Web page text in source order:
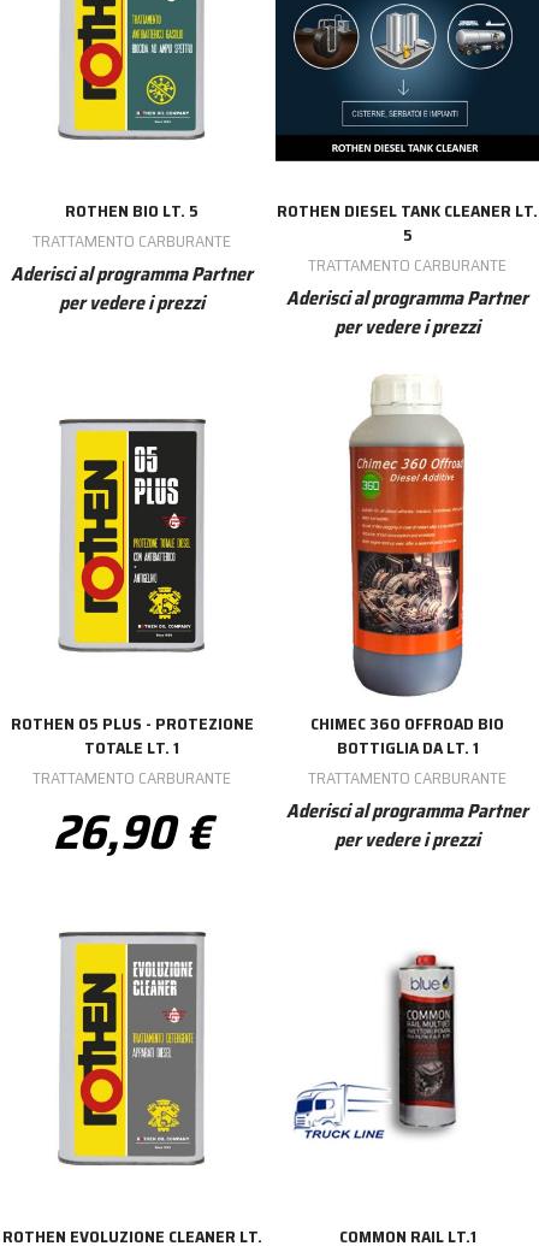
ROTHEN BIO LT. 5
TRATTAMENTO CARBURANTE
Aderisci al programma Partner
per vedere i prezzi
ROTHEN DIESEL TANK CLEANER LT.
5
TRATTAMENTO CARBURANTE
Aderisci al programma Partner
per vedere i prezzi
ROTHEN 05 PLUS - PROTEZIONE
TOTALE LT. 1
TRATTAMENTO CARBURANTE
26,90 €
CHIMEC 360 OFFROAD BIO
BOTTIGLIA DA LT. 1
TRATTAMENTO CARBURANTE
Aderisci al programma Partner
per vedere i prezzi
ROTHEN EVOLUZIONE CLEANER LT. COMMON RAIL LT.1